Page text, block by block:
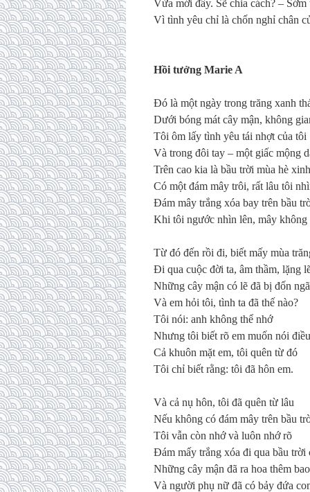
Vừa mới đây. Sẽ chia cách? – Sớm
Vì tình yêu chỉ là chốn nghỉ chân c
Hồi tưởng Marie A
Đó là một ngày trong trăng xanh th
Dưới bóng mát cây mận, không
Tôi ôm lấy tình yêu tái nhợt của tôi
Và trong đôi tay – một giấc mộng d
Trên cao kia là bầu trời mùa hè
Có một đám mây trôi, rất lâu tôi nhì
Đám mây trắng xóa bay trên bầu tr
Khi tôi ngước nhìn lên, mây không
Từ đó đến rồi đi, biết mấy mùa tră
Đi qua cuộc đời ta, âm thầm, lặng l
Những cây mận có lẽ đã bị đốn ngã
Và em hỏi tôi, tình ta đã thế nào?
Tôi nói: anh không thể nhớ
Nhưng tôi biết rõ em muốn nói điề
Cả khuôn mặt em, tôi quên từ đó
Tôi chỉ biết rằng: tôi đã hôn em.
Và cả nụ hôn, tôi đã quên từ lâu
Nếu không có đám mây trên bầu tr
Tôi vẫn còn nhớvà luôn nhớrõ
Đám mấy trắng xóa đi qua bầu trời
Những cây mận đã ra hoa thêm
Và người phụ nữ đã có bảy đứa